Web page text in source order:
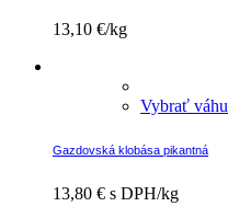
13,10 €/kg
Vybrať váhu
Gazdovská klobása pikantná
13,80 € s DPH/kg